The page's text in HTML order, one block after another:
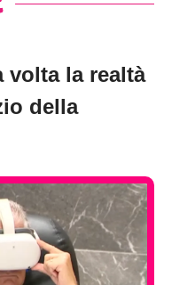
volta la realtà
della